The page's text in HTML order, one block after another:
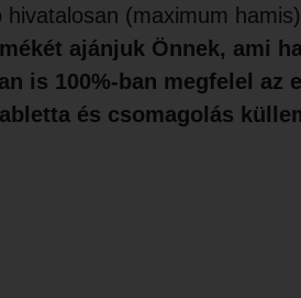
(maximum hamis)
ajánjuk Önnek, ami
is 100%-ban megfelel az
és csomagolás